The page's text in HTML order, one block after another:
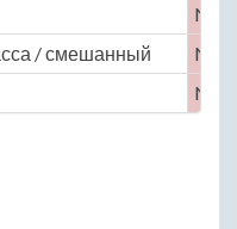
No
/ смешанный
No
No